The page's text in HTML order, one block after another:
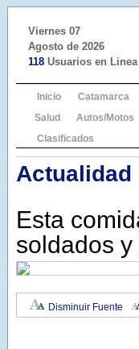
Viernes 07
Agosto de 2026
118 Usuarios en Linea
Inicio Catamarca
Salud
Autos/Motos
Clasificados
Actualidad
Esta
soldados
Disminuir Fuente